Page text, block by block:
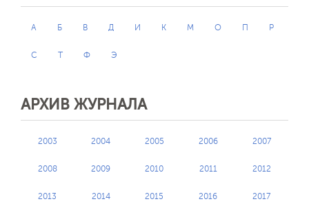
А Б В Д И К М О П Р
С Т Ф Э
АРХИВ ЖУРНАЛА
2003 2004 2005 2006 2007
2008 2009 2010 2011 2012
2013 2014 2015 2016 2017